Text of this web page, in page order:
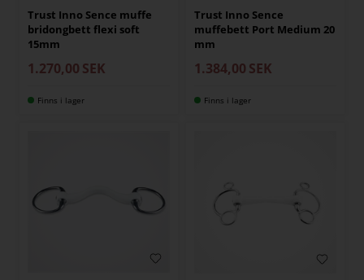
Trust Inno Sence muffe
bridongbett flexi soft
15mm
1.270,00 SEK
Finns i lager
Trust Inno Sence
muffebett Port Medium 20
mm
1.384,00 SEK
Finns i lager